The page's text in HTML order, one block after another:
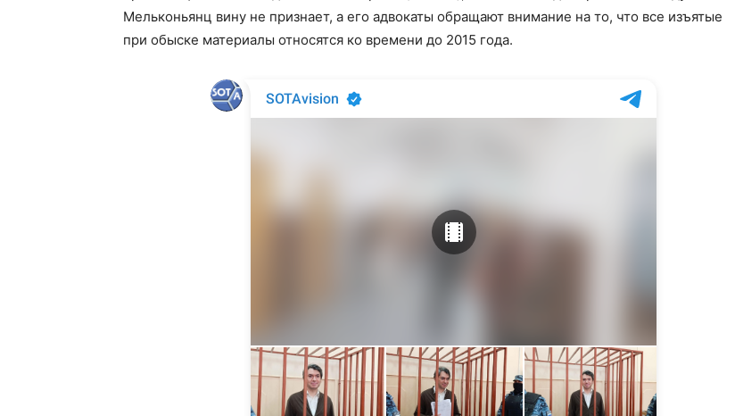
Мельконьянц вину не признает, а его адвокаты обращают внимание на то, что все изъятые
при обыске материалы относятся ко времени до 2015 года.